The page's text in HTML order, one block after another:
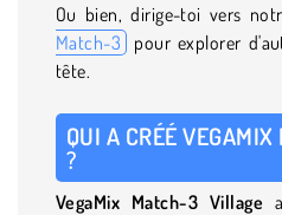
Ou bien, dirige-toi vers
Match-3
pour explorer
tête.
QUI A CRÉÉ
?
VegaMix Match-3 Village